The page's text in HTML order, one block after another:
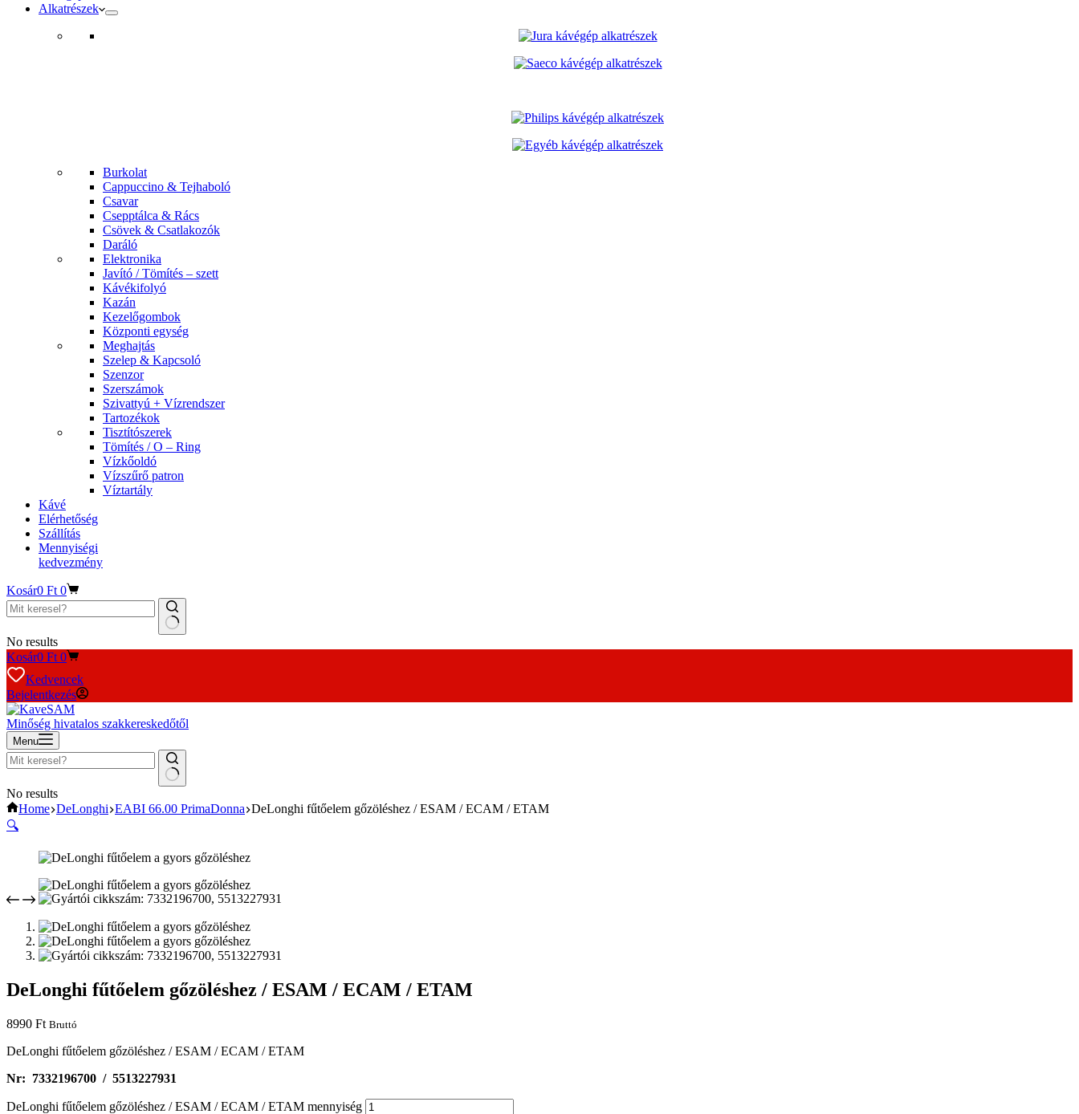
Alkatrészek
Burkolat
Cappuccino & Tejhaboló
Csavar
Csepptálca & Rács
Csövek & Csatlakozók
Daráló
Elektronika
Javító / Tömítés – szett
Kávékifolyó
Kazán
Kezelőgombok
Központi egység
Meghajtás
Szelep & Kapcsoló
Szenzor
Szerszámok
Szivattyú + Vízrendszer
Tartozékok
Tisztítószerek
Tömítés / O – Ring
Vízkőoldó
Vízszűrő patron
Víztartály
Kávé
Elérhetőség
Szállítás
Mennyiségi
kedvezmény
Kosár0 Ft 0
No results
Kosár0 Ft 0
Kedvencek
Bejelentkezés
Minőség hivatalos szakkereskedőtől
Menu
No results
Home DeLonghi EABI 66.00 PrimaDonna DeLonghi fűtőelem gőzöléshez / ESAM / ECAM / ETAM
🔍
DeLonghi fűtőelem gőzöléshez / ESAM / ECAM / ETAM
8990 Ft Bruttó
DeLonghi fűtőelem gőzöléshez / ESAM / ECAM / ETAM
Nr: 7332196700 / 5513227931
DeLonghi fűtőelem gőzöléshez / ESAM / ECAM / ETAM mennyiség